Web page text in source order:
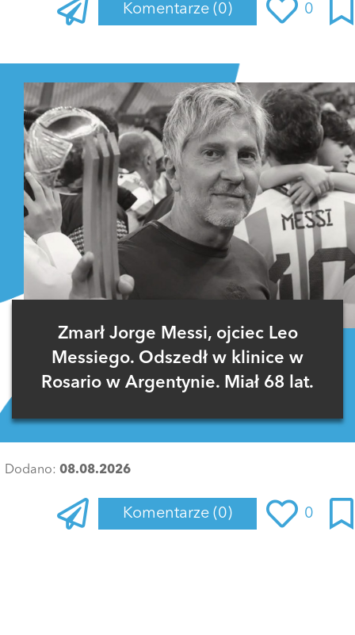
Komentarze (0) 0
Zmarł Jorge Messi, ojciec Leo
Messiego. Odszedł w klinice w
Rosario w Argentynie. Miał 68 lat.
Dodano: 08.08.2026
Komentarze (0) 0